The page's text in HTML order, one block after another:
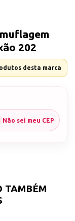
202
desta marca
Não sei meu CEP
TAMBÉM